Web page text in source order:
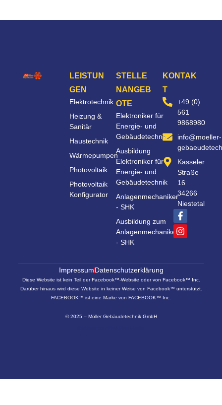
LEISTUN
GEN
Elektrotechnik
Heizung &
Sanitär
Haustechnik
Wärmepumpen
Photovoltaik
Photovoltaik
Konfigurator
STELLE
NANGEB
OTE
Elektroniker für
Energie- und
Gebäudetechnik
Ausbildung
Elektroniker für
Energie- und
Gebäudetechnik
Anlagenmechaniker
- SHK
Ausbildung zum
Anlagenmechaniker
- SHK
KONTAK
T
+49 (0)
561
9868980
info@moeller-
Kasseler
Straße
16
34266
Niestetal
ImpressumDatenschutzerklärung
Diese Website ist kein Teil der Facebook™-Website oder von Facebook™ Inc.
Darüber hinaus wird diese Website in keiner Weise von Facebook™ unterstützt.
FACEBOOK™ ist eine Marke von FACEBOOK™ Inc.
© 2025 – Möller Gebäudetechnik GmbH